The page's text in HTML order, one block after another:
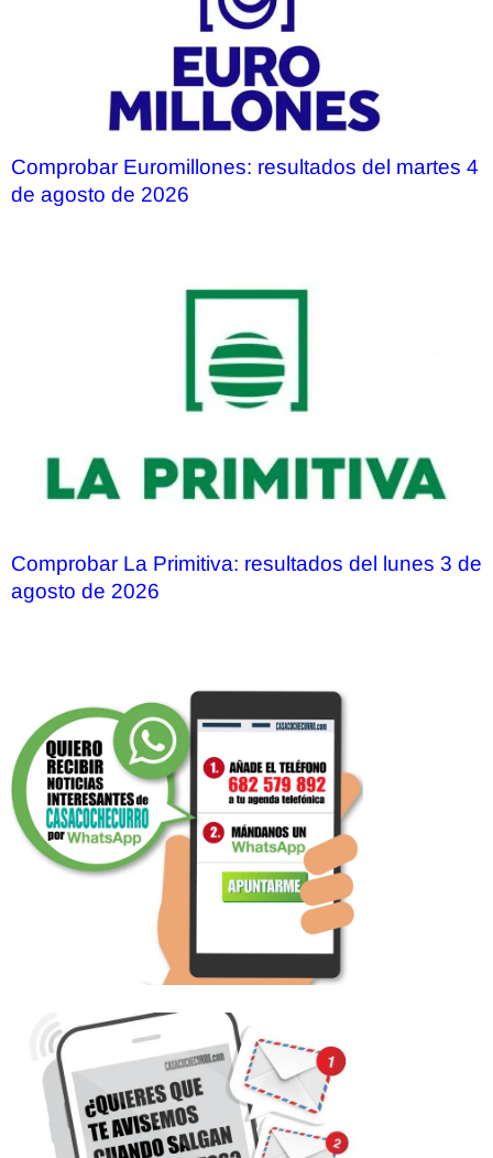
Comprobar Euromillones: resultados del martes 4
de agosto de 2026
Comprobar La Primitiva: resultados del lunes 3 de
agosto de 2026